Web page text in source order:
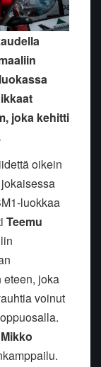
joka kehitti
oikein
luokkaa
Teemu
eteen, joka
voinut
Mikko